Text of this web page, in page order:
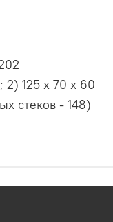
2) 125 х 70 х 60
стеков - 148)